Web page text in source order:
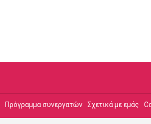
Πρόγραμμα συνεργατών Σχετικά με εμάς